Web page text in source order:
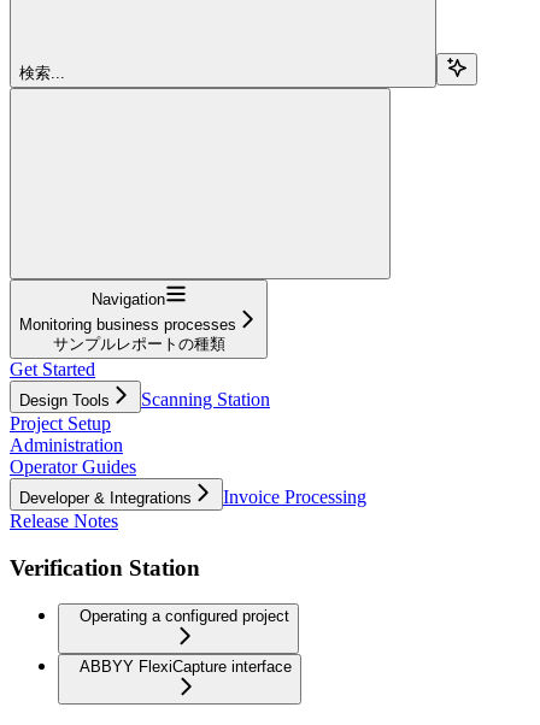
検索...
Navigation
Monitoring business processes
サンプルレポートの種類
Get Started
Design Tools
Scanning Station
Project Setup
Administration
Operator Guides
Developer & Integrations
Invoice Processing
Release Notes
Verification Station
Operating a configured project
ABBYY FlexiCapture interface